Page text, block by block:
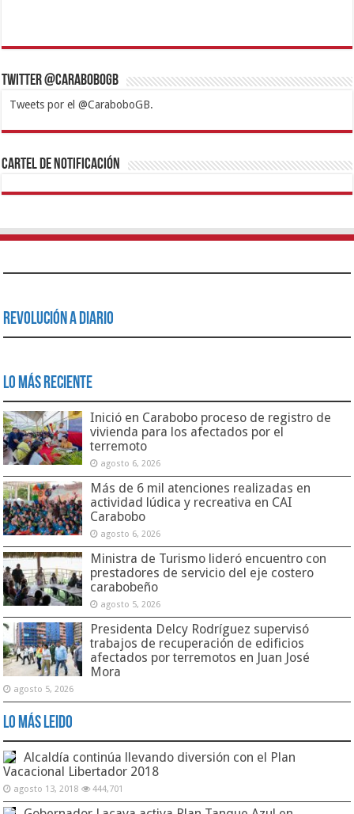
Twitter @CaraboboGB
Tweets por el @CaraboboGB.
1xbetBetturkeyBetistKralbetSupertotobetTipobetMatadorbetMariobet
https://mvbcasino.com/
Cartel de Notificación
Revolución a Diario
Lo Más Reciente
Inició en Carabobo proceso de registro de
vivienda para los afectados por el
terremoto
agosto 6, 2026
Más de 6 mil atenciones realizadas en
actividad lúdica y recreativa en CAI
Carabobo
agosto 6, 2026
Ministra de Turismo lideró encuentro con
prestadores de servicio del eje costero
carabobeño
agosto 5, 2026
Presidenta Delcy Rodríguez supervisó
trabajos de recuperación de edificios
afectados por terremotos en Juan José
Mora
agosto 5, 2026
Lo Más Leido
Alcaldía continúa llevando diversión con el Plan
Vacacional Libertador 2018
agosto 13, 2018 444,701